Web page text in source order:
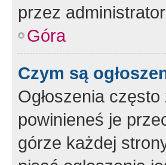
przez
Góra
Czym są
Ogłoszenia
powinieneś je
górze każdej